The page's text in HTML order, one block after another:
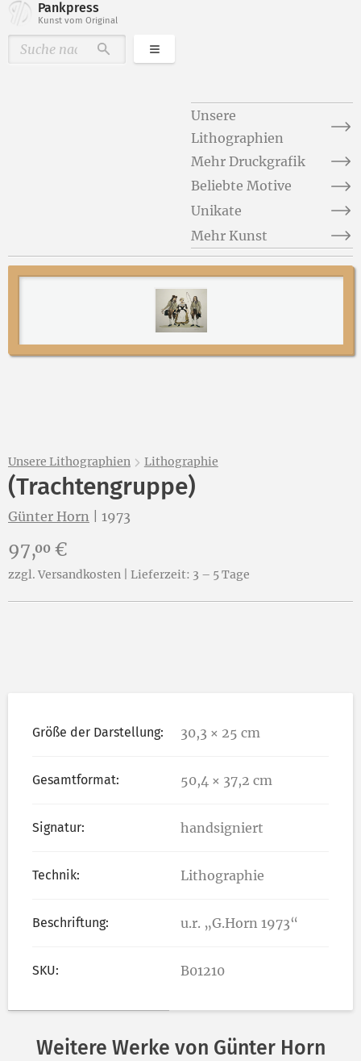
Pankpress
Kunst vom Original
DurchsuchenKategorien
Unsere
Lithographien
Mehr Druckgrafik
Beliebte Motive
Unikate
Mehr Kunst
Unsere Lithographien Lithographie
(Trachtengruppe)
Günter Horn 1973
Preis:
97,00 €
zzgl. Versandkosten | Lieferzeit: 3 – 5 Tage
Größe der Darstellung: 30,3 × 25 cm
Gesamtformat: 50,4 × 37,2 cm
Signatur: handsigniert
Technik: Lithographie
Beschriftung: u.r. „G.Horn 1973“
SKU: B01210
Weitere Werke von Günter Horn